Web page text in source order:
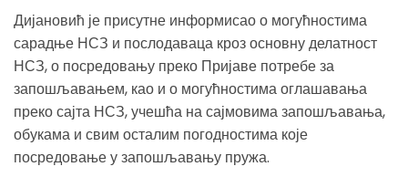
Дијановић је присутне информисао о могућностима
сарадње НСЗ и послодаваца кроз основну делатност
НСЗ, о посредовању преко Пријаве потребе за
запошљавањем, као и о могућностима оглашавања
преко сајта НСЗ, учешћа на сајмовима запошљавања,
обукама и свим осталим погодностима које
посредовање у запошљавању пружа.